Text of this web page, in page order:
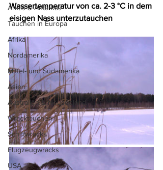
Arktis & Antarktis
Tauchen in Europa
Afrika
Nordamerika
Mittel- und Südamerika
Asien
Australien & Neuseeland
Wracktauchen
Schiffwracks
Flugzeugwracks
USA
Wassertemperatur von ca. 2-3 °C in dem
eisigen Nass unterzutauchen